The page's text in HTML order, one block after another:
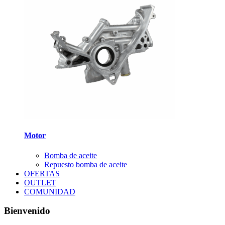
Motor
Bomba de aceite
Repuesto bomba de aceite
OFERTAS
OUTLET
COMUNIDAD
Bienvenido